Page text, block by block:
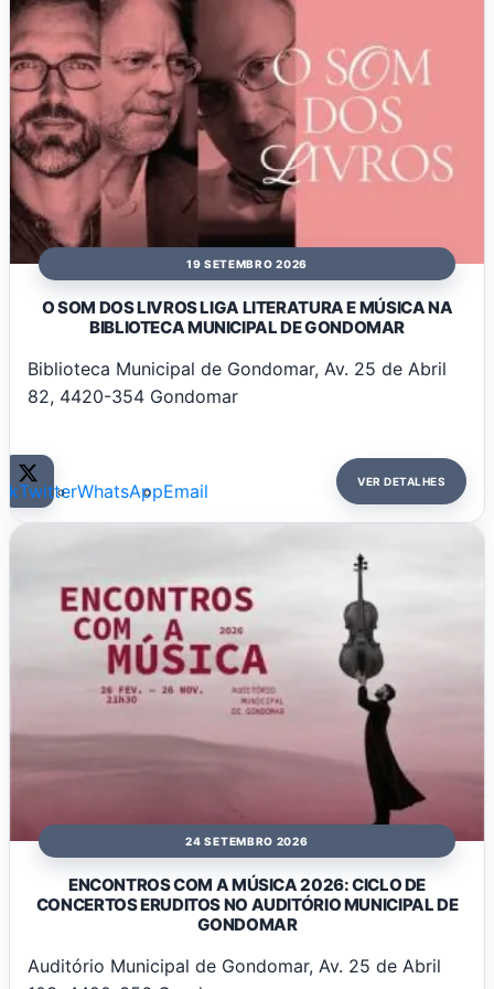
19 SETEMBRO 2026
O SOM DOS LIVROS LIGA LITERATURA E MÚSICA NA
BIBLIOTECA MUNICIPAL DE GONDOMAR
Biblioteca Municipal de Gondomar, Av. 25 de Abril
82, 4420-354 Gondomar
TwitterWhatsAppEmail VER DETALHES
24 SETEMBRO 2026
ENCONTROS COM A MÚSICA 2026: CICLO DE
CONCERTOS ERUDITOS NO AUDITÓRIO MUNICIPAL DE
GONDOMAR
Auditório Municipal de Gondomar, Av. 25 de Abril